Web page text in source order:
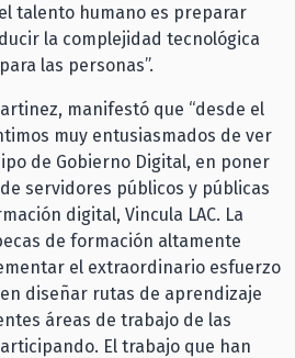
talento humano es preparar
la complejidad tecnológica
las personas”.
manifestó que “desde el
muy entusiasmados de ver
de Gobierno Digital, en poner
servidores públicos y públicas
digital, Vincula LAC. La
de formación altamente
el extraordinario esfuerzo
diseñar rutas de aprendizaje
áreas de trabajo de las
El trabajo que han